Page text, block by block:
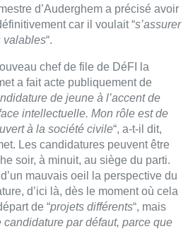
d’Auderghem a précisé avoir
car il voulait “s’assurer
valables“.
chef de file de DéFI la
a fait acte publiquement de
de jeune à l’accent de
intellectuelle. Mon rôle est de
à la société civile“, a-t-il dit,
Les candidatures peuvent être
soir, à minuit, au siège du parti.
mauvais oeil la perspective du
d’ici là, dès le moment où cela
de “projets différents“, mais
candidature par défaut, parce que